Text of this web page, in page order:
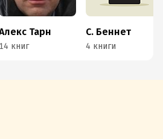
Тарн
14 книг
С. Беннет
4 книги